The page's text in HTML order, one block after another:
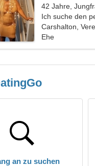
42 Jahre,
Ich suche den
Carshalton,
Ehe
an zu suchen